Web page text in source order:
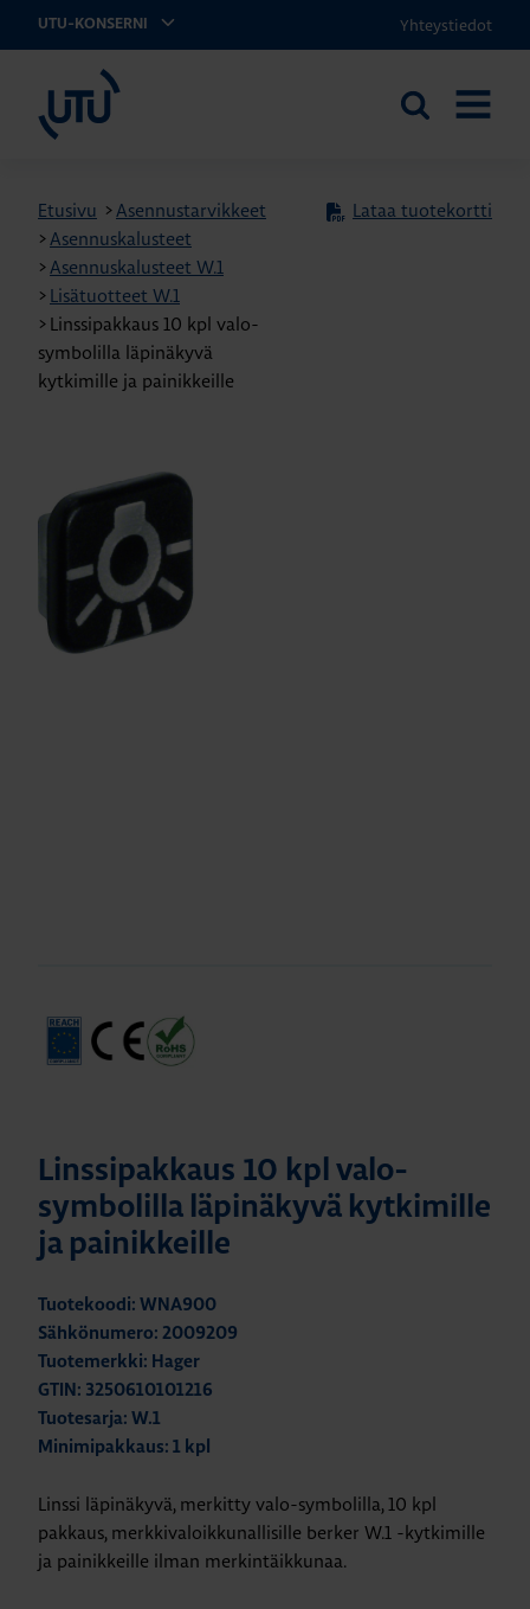
UTU-KONSERNI Yhteystiedot
Etsi
Etusivu >Asennustarvikkeet
>Asennuskalusteet
>Asennuskalusteet W.1
> Lisätuotteet W.1
> Linssipakkaus 10 kpl valo-
symbolilla läpinäkyvä
kytkimille ja painikkeille
Lataa tuotekortti
Linssipakkaus 10 kpl valo-
symbolilla läpinäkyvä kytkimille
ja painikkeille
Tuotekoodi: WNA900
Sähkönumero: 2009209
Tuotemerkki: Hager
GTIN: 3250610101216
Tuotesarja: W.1
Minimipakkaus: 1 kpl
Linssi läpinäkyvä, merkitty valo-symbolilla, 10 kpl
pakkaus, merkkivaloikkunallisille berker W.1 -kytkimille
ja painikkeille ilman merkintäikkunaa.